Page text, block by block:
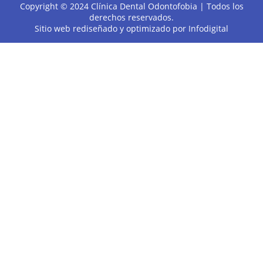
Copyright © 2024 Clínica Dental Odontofobia | Todos los
derechos reservados.
Sitio web rediseñado y optimizado por Infodigital